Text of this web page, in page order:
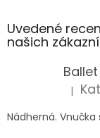
Uvedené
našich
|
Nádherná.